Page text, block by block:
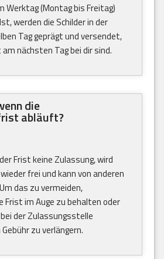
Werktag (Montag bis Freitag)
werden die Schilder in der
Tag geprägt und versendet,
nächsten Tag bei dir sind.
die
abläuft?
Frist keine Zulassung, wird
frei und kann von anderen
das zu vermeiden,
Frist im Auge zu behalten oder
der Zulassungsstelle
zu verlängern.